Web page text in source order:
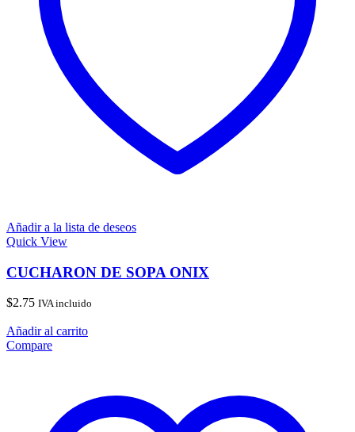
Añadir a la lista de deseos
Quick View
CUCHARON DE SOPA ONIX
$2.75 IVA incluido
Añadir al carrito
Compare